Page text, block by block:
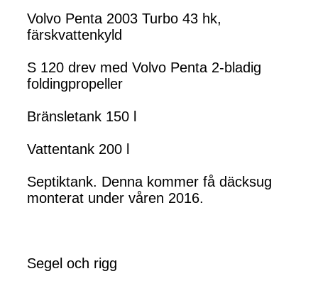
Volvo Penta 2003 Turbo 43 hk,
färskvattenkyld
S 120 drev med Volvo Penta 2-bladig
foldingpropeller
Bränsletank 150 l
Vattentank 200 l
Septiktank. Denna kommer få däcksug
monterat under våren 2016.
Segel och rigg